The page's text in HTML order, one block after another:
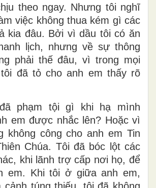
theo ngay. Nhưng tôi nghĩ
việc không thua kém gì các
kia đâu. Bởi vì dầu tôi có ăn
lịch, nhưng về sự thông
phải thế đâu, vì trong mọi
đã tỏ cho anh em thấy rõ
phạm tội gì khi hạ mình
em được nhắc lên? Hoặc vì
không công cho anh em Tin
Chúa. Tôi đã bóc lột các
khi lãnh trợ cấp nơi họ, để
em. Khi tôi ở giữa anh em,
cảnh túng thiếu, tôi đã không